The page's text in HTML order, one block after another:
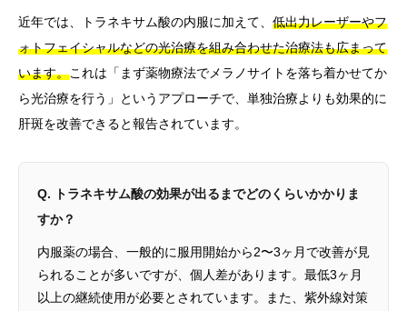
近年では、トラネキサム酸の内服に加えて、 低出力レーザーやフ
ォトフェイシャルなどの光治療を組み合わせた治療法も広まって
います。これは「まず薬物療法でメラノサイトを落ち着かせてか
ら光治療を行う」というアプローチで、単独治療よりも効果的に
肝斑を改善できると報告されています。
Q. トラネキサム酸の効果が出るまでどのくらいかかりま
すか？
内服薬の場合、一般的に服用開始から2〜3ヶ月で改善が見
られることが多いですが、個人差があります。最低3ヶ月
以上の継続使用が必要とされています。また、紫外線対策